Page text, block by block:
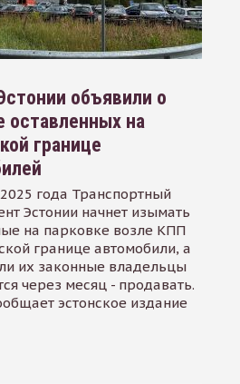
объявили о
оставленных на
границе
года Транспортный
Эстонии начнет изымать
на парковке возле КПП
границе автомобили, а
их законные владельцы
через месяц - продавать.
эстонское издание